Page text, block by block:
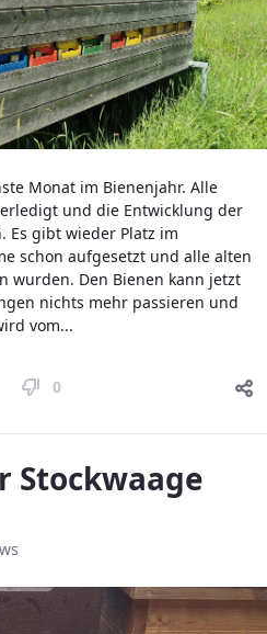
Monat im Bienenjahr. Alle
und die Entwicklung der
Es gibt wieder Platz im
schon aufgesetzt und alle alten
wurden. Den Bienen kann jetzt
nichts mehr passieren und
vom...
0